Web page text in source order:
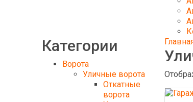
Категории
Ворота
Уличные ворота
Откатные
ворота